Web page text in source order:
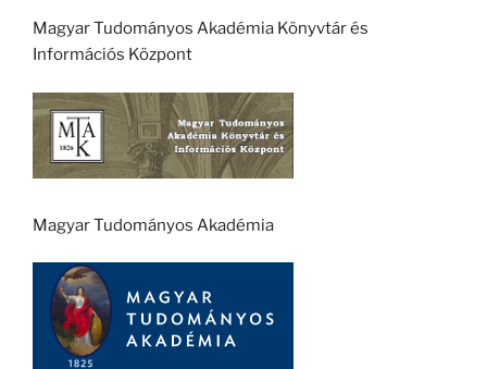
Magyar Tudományos Akadémia Könyvtár és
Információs Központ
Magyar Tudományos Akadémia